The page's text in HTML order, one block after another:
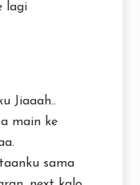
lagi
Jiaaah..
main ke
sama